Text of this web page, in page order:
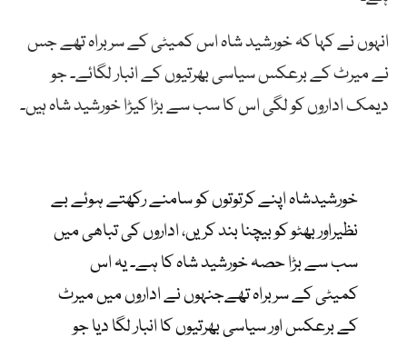
انہوں نے کہا کہ خورشید شاہ اس کمیٹی کے سربراہ تھے جس
نے میرٹ کے برعکس سیاسی بھرتیوں کے انبار لگائے۔ جو
دیمک اداروں کو لگی اس کا سب سے بڑا کیڑا خورشید شاہ ہیں۔
خورشیدشاہ اپنے کرتوتوں کو سامنے رکھتے ہوئے بے
نظیراور بھٹو کو بیچنا بند کریں، اداروں کی تباھی میں
سب سے بڑا حصہ خورشید شاہ کا ہے۔ یہ اس
کمیٹی کے سربراہ تھےجنہوں نے اداروں میں میرٹ
کے برعکس اور سیاسی بھرتیوں کا انبار لگا دیا جو